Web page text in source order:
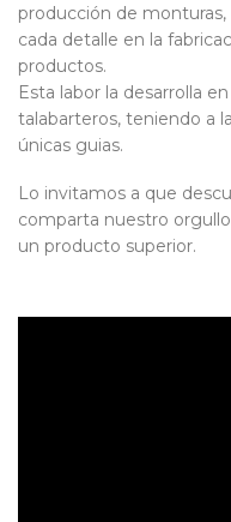
producción de
cada detalle en la
productos.
Esta labor la desarrolla
talabarteros, teniendo a
únicas guias.
Lo invitamos a que
comparta nuestro
un producto superior.